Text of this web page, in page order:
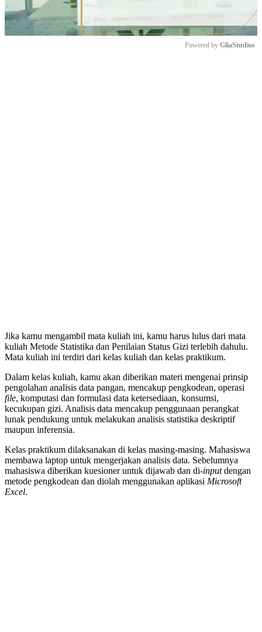
Powered by GliaStudios
Jika kamu mengambil mata kuliah ini, kamu harus lulus dari mata
kuliah Metode Statistika dan Penilaian Status Gizi terlebih dahulu.
Mata kuliah ini terdiri dari kelas kuliah dan kelas praktikum.
Dalam kelas kuliah, kamu akan diberikan materi mengenai prinsip
pengolahan analisis data pangan, mencakup pengkodean, operasi
file, komputasi dan formulasi data ketersediaan, konsumsi,
kecukupan gizi. Analisis data mencakup penggunaan perangkat
lunak pendukung untuk melakukan analisis statistika deskriptif
maupun inferensia.
Kelas praktikum dilaksanakan di kelas masing-masing. Mahasiswa
membawa laptop untuk mengerjakan analisis data. Sebelumnya
mahasiswa diberikan kuesioner untuk dijawab dan di-inputdengan
metode pengkodean dan diolah menggunakan aplikasi Microsoft
Excel.